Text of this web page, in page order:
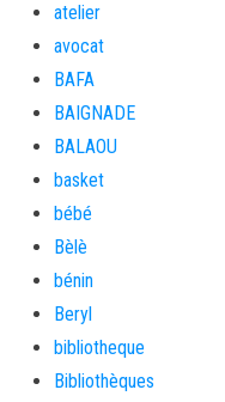
atelier
avocat
BAFA
BAIGNADE
BALAOU
basket
bébé
Bèlè
bénin
Beryl
bibliotheque
Bibliothèques